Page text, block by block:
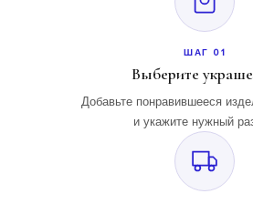
ШАГ 01
Выберите
Добавьте понравившееся
и укажите нужный